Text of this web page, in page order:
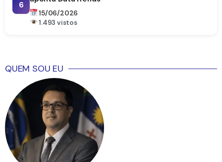
6
15/06/2026
1.493 vistos
QUEM SOU EU